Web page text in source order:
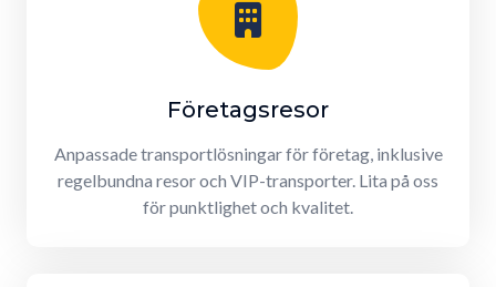
Företagsresor
Anpassade transportlösningar för företag, inklusive
regelbundna resor och VIP-transporter. Lita på oss
för punktlighet och kvalitet.